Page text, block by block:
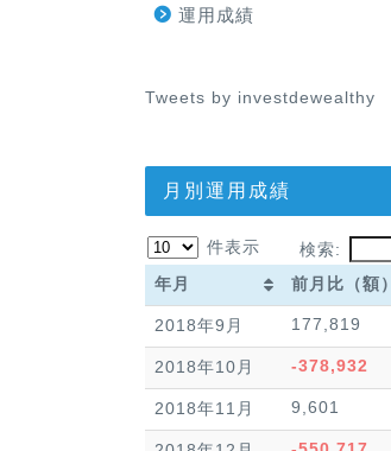
運用成績
Tweets by investdewealthy
月別運用成績
件表示
検索:
年月
前月比（額）
年月
前月比（額）
2018年9月 177,819
2018年10月 -378,932
2018年11月 9,601